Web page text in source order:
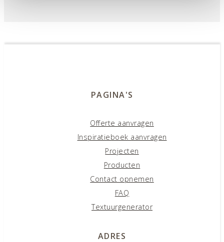
PAGINA'S
Offerte aanvragen
Inspiratieboek aanvragen
Projecten
Producten
Contact opnemen
FAQ
Textuurgenerator
ADRES